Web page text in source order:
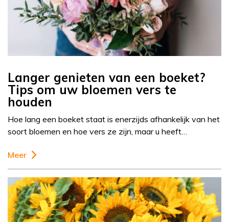
Langer genieten van een boeket?
Tips om uw bloemen vers te
houden
Hoe lang een boeket staat is enerzijds afhankelijk van het
soort bloemen en hoe vers ze zijn, maar u heeft…
Meer